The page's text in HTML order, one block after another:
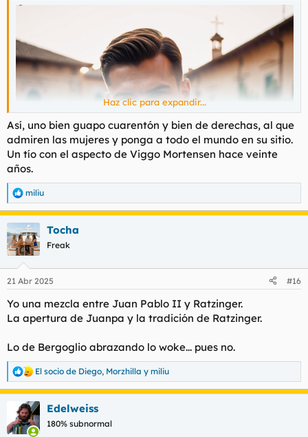
Haz clic para expandir...
Así, uno bien guapo cuarentón y bien de derechas, al que
admiren las mujeres y ponga a todo el mundo en su sitio.
Un tío con el aspecto de Viggo Mortensen hace veinte
años.
R
e
c
c
i
e
:
miliu
Tocha
Freak
21 Abr 2025 #16
Yo una mezcla entre Juan Pablo II y Ratzinger.
La apertura de Juanpa y la tradición de Ratzinger.
Lo de Bergoglio abrazando lo woke... pues no.
R
e
a
c
i
El socio de Diego, Morzhilla y miliu
Edelweiss
180% subnormal